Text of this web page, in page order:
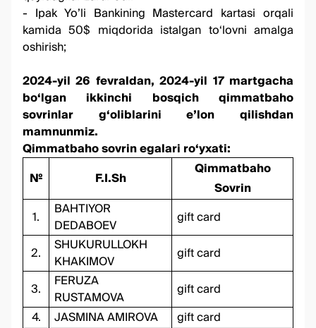
- Ipak Yo’li Bankining Mastercard kartasi orqali
kamida 50$ miqdorida istalgan to‘lovni amalga
oshirish;
2024-yil 26 fevraldan, 2024-yil 17 martgacha
bo‘lgan ikkinchi bosqich qimmatbaho
sovrinlar g‘oliblarini e’lon qilishdan
mamnunmiz.
Qimmatbaho sovrin egalari ro‘yxati:
№
F.I.Sh
Qimmatbaho
Sovrin
1.
BAHTIYOR
DEDABOEV
gift card
2.
SHUKURULLOKH
KHAKIMOV
gift card
3.
FERUZA
RUSTAMOVA
gift card
4.
JASMINA AMIROVA
gift card